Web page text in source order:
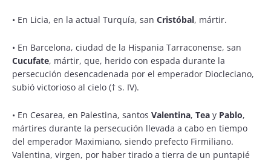
• En Licia, en la actual Turquía, san Cristóbal, mártir.
• En Barcelona, ciudad de la Hispania Tarraconense, san
Cucufate, mártir, que, herido con espada durante la
persecución desencadenada por el emperador Diocleciano,
subió victorioso al cielo († s. IV).
• En Cesarea, en Palestina, santos Valentina, Tea y Pablo,
mártires durante la persecución llevada a cabo en tiempo
del emperador Maximiano, siendo prefecto Firmiliano.
Valentina, virgen, por haber tirado a tierra de un puntapié